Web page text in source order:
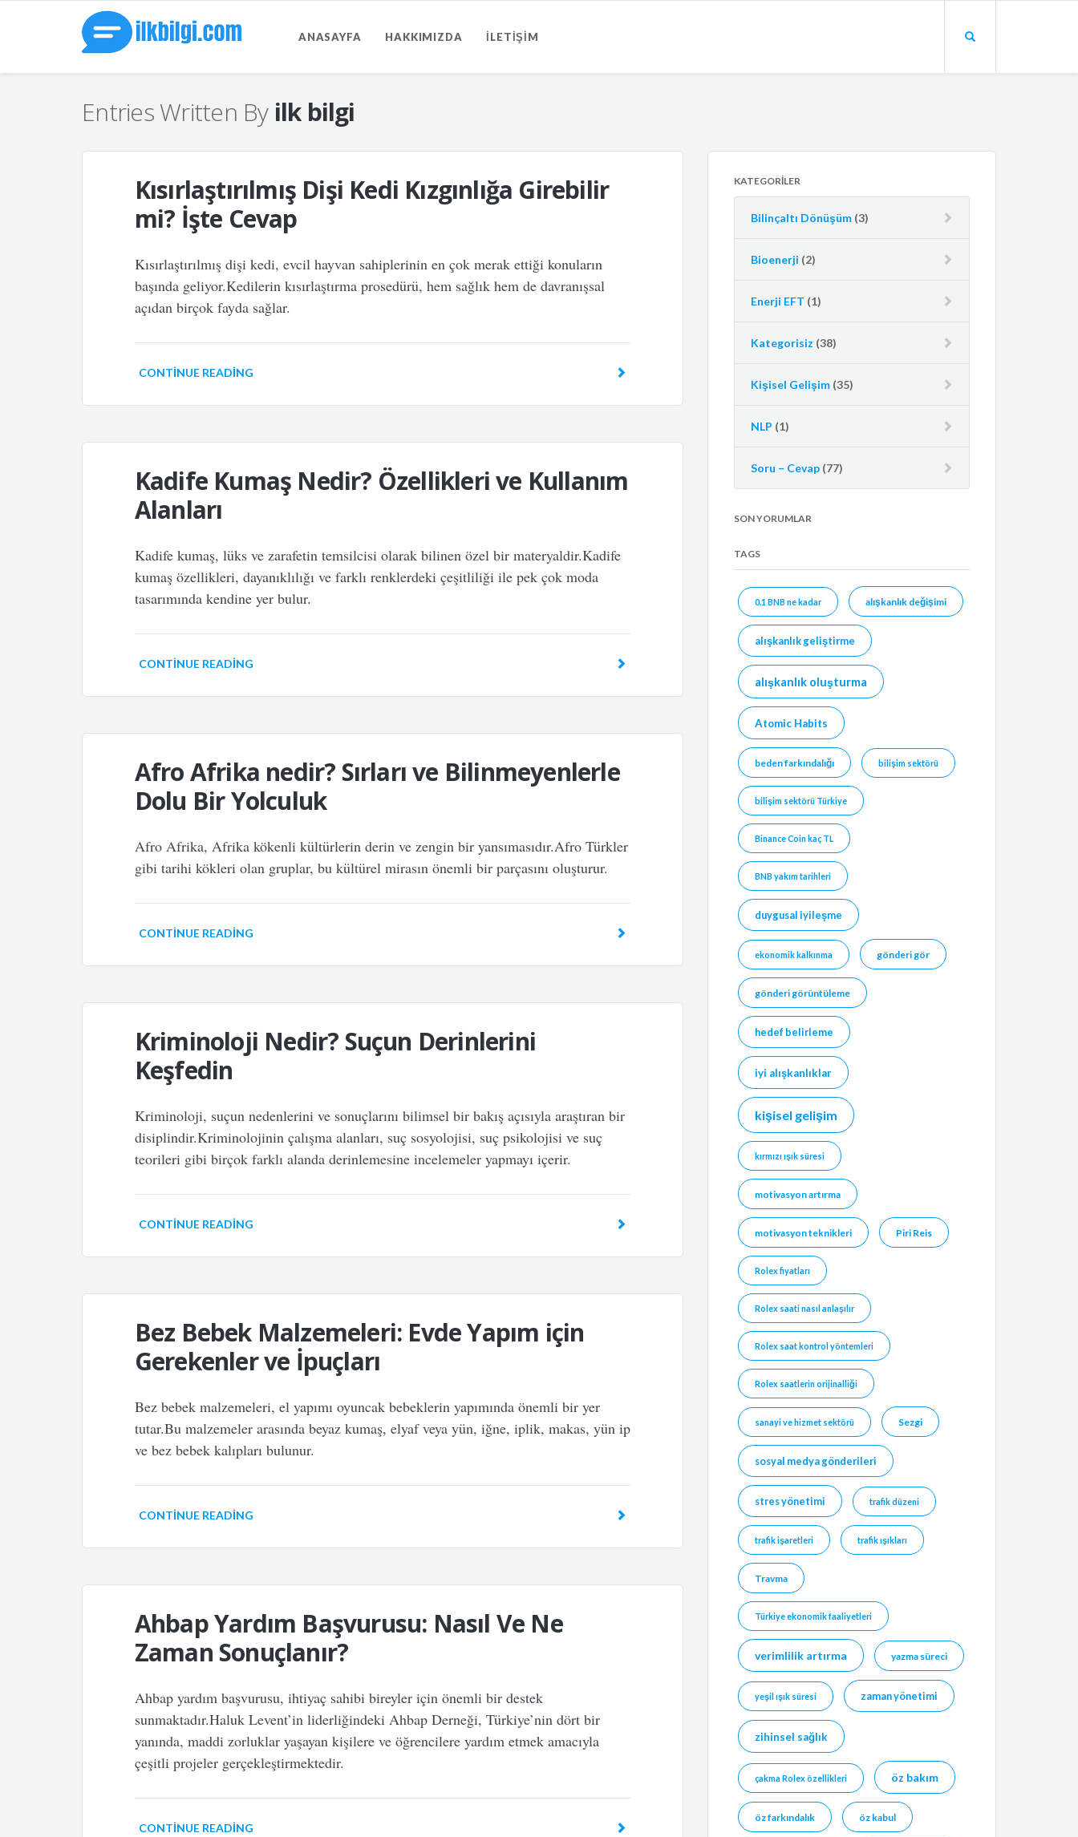
ANASAYFA HAKKIMIZDA İLETIŞIM
Entries Written By ilk bilgi
Kısırlaştırılmış Dişi Kedi Kızgınlığa Girebilir
mi? İşte Cevap
Kısırlaştırılmış dişi kedi, evcil hayvan sahiplerinin en çok merak ettiği konuların
başında geliyor.Kedilerin kısırlaştırma prosedürü, hem sağlık hem de davranışsal
açıdan birçok fayda sağlar.
CONTINUE READING
Kadife Kumaş Nedir? Özellikleri ve Kullanım
Alanları
Kadife kumaş, lüks ve zarafetin temsilcisi olarak bilinen özel bir materyaldir.Kadife
kumaş özellikleri, dayanıklılığı ve farklı renklerdeki çeşitliliği ile pek çok moda
tasarımında kendine yer bulur.
CONTINUE READING
Afro Afrika nedir? Sırları ve Bilinmeyenlerle
Dolu Bir Yolculuk
Afro Afrika, Afrika kökenli kültürlerin derin ve zengin bir yansımasıdır.Afro Türkler
gibi tarihi kökleri olan gruplar, bu kültürel mirasın önemli bir parçasını oluşturur.
CONTINUE READING
Kriminoloji Nedir? Suçun Derinlerini
Keşfedin
Kriminoloji, suçun nedenlerini ve sonuçlarını bilimsel bir bakış açısıyla araştıran bir
disiplindir.Kriminolojinin çalışma alanları, suç sosyolojisi, suç psikolojisi ve suç
teorileri gibi birçok farklı alanda derinlemesine incelemeler yapmayı içerir.
CONTINUE READING
Bez Bebek Malzemeleri: Evde Yapım için
Gerekenler ve İpuçları
Bez bebek malzemeleri, el yapımı oyuncak bebeklerin yapımında önemli bir yer
tutar.Bu malzemeler arasında beyaz kumaş, elyaf veya yün, iğne, iplik, makas, yün ip
ve bez bebek kalıpları bulunur.
CONTINUE READING
Ahbap Yardım Başvurusu: Nasıl Ve Ne
Zaman Sonuçlanır?
Ahbap yardım başvurusu, ihtiyaç sahibi bireyler için önemli bir destek
sunmaktadır.Haluk Levent’in liderliğindeki Ahbap Derneği, Türkiye’nin dört bir
yanında, maddi zorluklar yaşayan kişilere ve öğrencilere yardım etmek amacıyla
çeşitli projeler gerçekleştirmektedir.
CONTINUE READING
KATEGORILER
Bilinçaltı Dönüşüm (3)
Bioenerji (2)
Enerji EFT (1)
Kategorisiz (38)
Kişisel Gelişim (35)
NLP (1)
Soru – Cevap (77)
SON YORUMLAR
TAGS
0.1 BNB ne kadar alışkanlık değişimi
alışkanlık geliştirme
alışkanlık oluşturma
Atomic Habits
beden farkındalığı bilişim sektörü
bilişim sektörü Türkiye
Binance Coin kaç TL
BNB yakım tarihleri
duygusal iyileşme
ekonomik kalkınma gönderi gör
gönderi görüntüleme
hedef belirleme
iyi alışkanlıklar
kişisel gelişim
kırmızı ışık süresi
motivasyon artırma
motivasyon teknikleri Piri Reis
Rolex fiyatları
Rolex saati nasıl anlaşılır
Rolex saat kontrol yöntemleri
Rolex saatlerin orijinalliği
sanayi ve hizmet sektörü Sezgi
sosyal medya gönderileri
stres yönetimi trafik düzeni
trafik işaretleri trafik ışıkları
Travma
Türkiye ekonomik faaliyetleri
verimlilik artırma yazma süreci
yeşil ışık süresi zaman yönetimi
zihinsel sağlık
çakma Rolex özellikleri öz bakım
öz farkındalık öz kabul